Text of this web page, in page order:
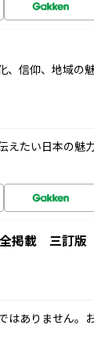
、信仰、地域の
えたい日本の魅
掲載 三訂版
はありません。